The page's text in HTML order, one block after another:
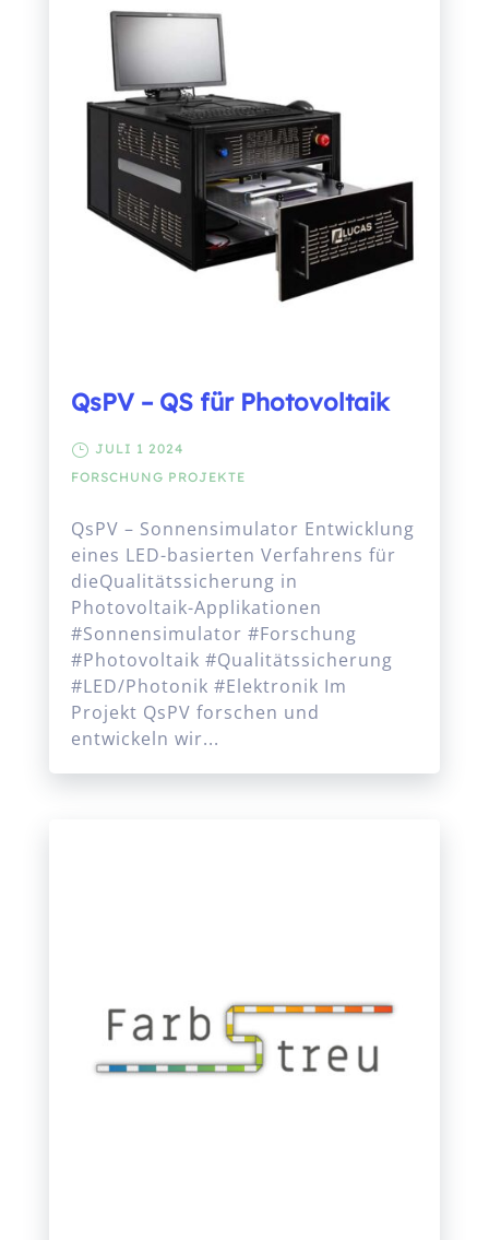
QsPV – QS für Photovoltaik
JULI 1 2024
FORSCHUNG PROJEKTE
QsPV – Sonnensimulator Entwicklung
eines LED-basierten Verfahrens für
dieQualitätssicherung in
Photovoltaik-Applikationen
#Sonnensimulator #Forschung
#Photovoltaik #Qualitätssicherung
#LED/Photonik #Elektronik Im
Projekt QsPV forschen und
entwickeln wir...